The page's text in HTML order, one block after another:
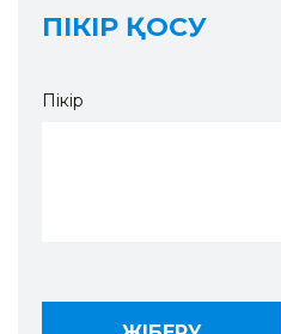
ПІКІР ҚОСУ
Пікір